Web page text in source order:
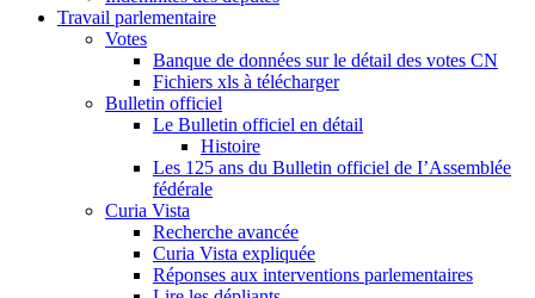
Travail parlementaire
Votes
Banque de données sur le détail des votes CN
Fichiers xls à télécharger
Bulletin officiel
Le Bulletin officiel en détail
Histoire
Les 125 ans du Bulletin officiel de I’Assemblée
fédérale
Curia Vista
Recherche avancée
Curia Vista expliquée
Réponses aux interventions parlementaires